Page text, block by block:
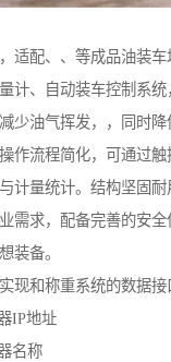
适配、、等成品油装
计、自动装车控制系
少油气挥发，，同时
作流程简化，可通过触
计量统计。结构坚固耐
需求，配备完善的安
装备。
现和称重系统的数据接
IP地址
名称